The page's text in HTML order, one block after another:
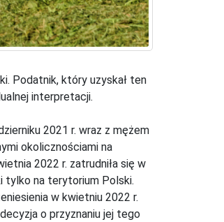
Podatnik, który uzyskał ten
interpretacji.
2021 r. wraz z mężem
okolicznościami na
2022 r. zatrudniła się w
tylko na terytorium Polski.
w kwietniu 2022 r.
o przyznaniu jej tego